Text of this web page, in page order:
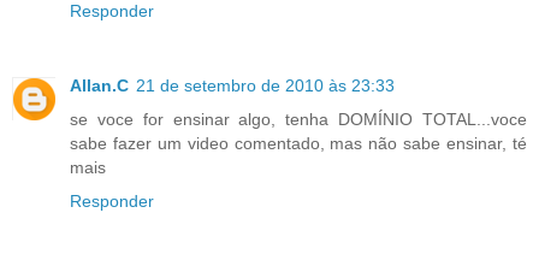
Responder
Allan.C 21 de setembro de 2010 às 23:33
se voce for ensinar algo, tenha DOMÍNIO TOTAL...voce
sabe fazer um video comentado, mas não sabe ensinar, té
mais
Responder